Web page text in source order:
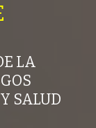
LA
SALUD